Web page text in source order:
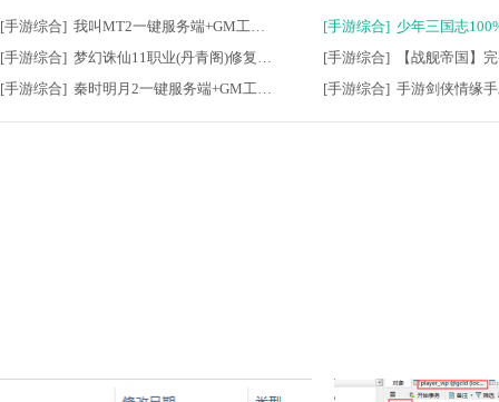
[手游综合] 我叫MT2一键服务端+GM工具+局域网架设+修改
[手游综合] 梦幻诛仙11职业(丹青阁)修复版虚拟机镜像一
[手游综合] 秦时明月2一键服务端+GM工具+IP修改工具+视